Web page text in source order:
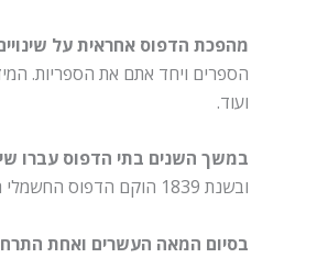
מהפכת הדפוס אחראית על
הספרים ויחד אתם את הספריות.
ועוד.
במשך השנים בתי הדפוס עברו
ובשנת 1839 הוקם הדפוס החשמלי הראשון.
בסיום המאה העשרים ואחת